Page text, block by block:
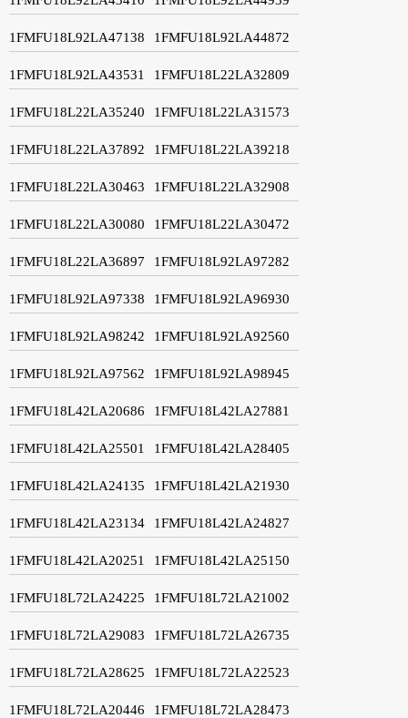
1FMFU18L92LA47138 1FMFU18L92LA44872
1FMFU18L92LA43531 1FMFU18L22LA32809
1FMFU18L22LA35240 1FMFU18L22LA31573
1FMFU18L22LA37892 1FMFU18L22LA39218
1FMFU18L22LA30463 1FMFU18L22LA32908
1FMFU18L22LA30080 1FMFU18L22LA30472
1FMFU18L22LA36897 1FMFU18L92LA97282
1FMFU18L92LA97338 1FMFU18L92LA96930
1FMFU18L92LA98242 1FMFU18L92LA92560
1FMFU18L92LA97562 1FMFU18L92LA98945
1FMFU18L42LA20686 1FMFU18L42LA27881
1FMFU18L42LA25501 1FMFU18L42LA28405
1FMFU18L42LA24135 1FMFU18L42LA21930
1FMFU18L42LA23134 1FMFU18L42LA24827
1FMFU18L42LA20251 1FMFU18L42LA25150
1FMFU18L72LA24225 1FMFU18L72LA21002
1FMFU18L72LA29083 1FMFU18L72LA26735
1FMFU18L72LA28625 1FMFU18L72LA22523
1FMFU18L72LA20446 1FMFU18L72LA28473